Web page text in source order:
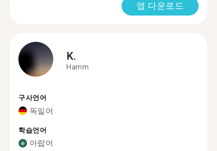
앱 다운로드
K.
Hamm
구사언어
독일어
학습언어
아랍어